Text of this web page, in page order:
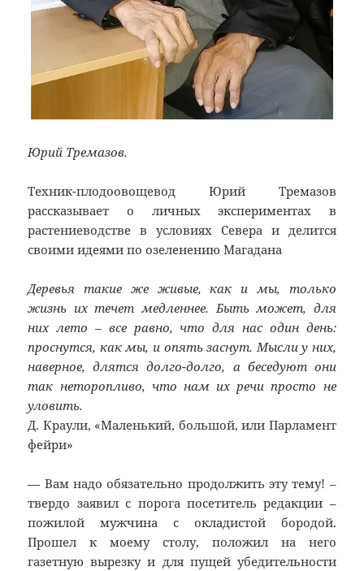
Юрий Тремазов.
Техник-плодоовощевод Юрий Тремазов
рассказывает о личных экспериментах в
растениеводстве в условиях Севера и делится
своими идеями по озеленению Магадана
Деревья такие же живые, как и мы, только
жизнь их течет медленнее. Быть может, для
них лето – все равно, что для нас один день:
проснутся, как мы, и опять заснут. Мысли у них,
наверное, длятся долго-долго, а беседуют они
так неторопливо, что нам их речи просто не
уловить.
Д. Краули, «Маленький, большой, или Парламент
фейри»
— Вам надо обязательно продолжить эту тему! –
твердо заявил с порога посетитель редакции –
пожилой мужчина с окладистой бородой.
Прошел к моему столу, положил на него
газетную вырезку и для пущей убедительности